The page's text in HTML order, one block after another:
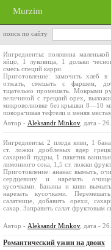
Murzim
поиск по сайту
Ингредиенты: половина
яйцо, 1 луковица, 1 дольки
смесь специй карри.
Приготовление: замочить хлеб
отжать, смешать с фаршем,
тщательно промешать. Мокрыми
величиной с грецкий орех,
микроволновке без крышки 8—10
поворачивая тефтели и меняя
Автор - Aleksandr Minkov, дата -
Ингредиенты: 2 плода киви, 1
ст. ложки дробленых ядер
сахарной пудры, 1 пакетик
лимонного сока, 1,5 ст. ложки
Приготовление: ананас вымыть,
сердцевину и нарезать
кусочками. Бананы и киви
нарезать кусочками.
салатнице, добавить орехи,
сахар. Заправить салат фруктовым
Автор - Aleksandr Minkov, дата -
Романтический ужин на двоих